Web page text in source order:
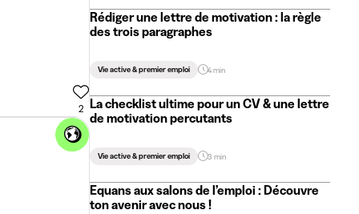
2
Rédiger une lettre de motivation : la règle
des trois paragraphes
Vie active & premier emploi 4 min
La checklist ultime pour un CV & une lettre
de motivation percutants
Vie active & premier emploi 3 min
Equans aux salons de l’emploi : Découvre
ton avenir avec nous !